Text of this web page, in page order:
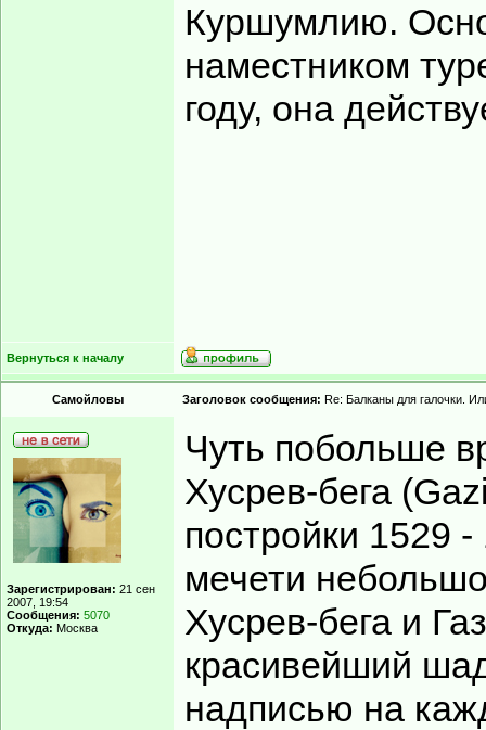
Куршумлию.
наместником
году, она
Вернуться к началу
Самойловы Заголовок сообщения: Re: Балканы для галочки.
Зарегистрирован: 21 сен
2007, 19:54
Сообщения: 5070
Откуда: Москва
Чуть побольше
Хусрев-бега
постройки 1529
мечети
Хусрев-бега и
красивейший
надписью на